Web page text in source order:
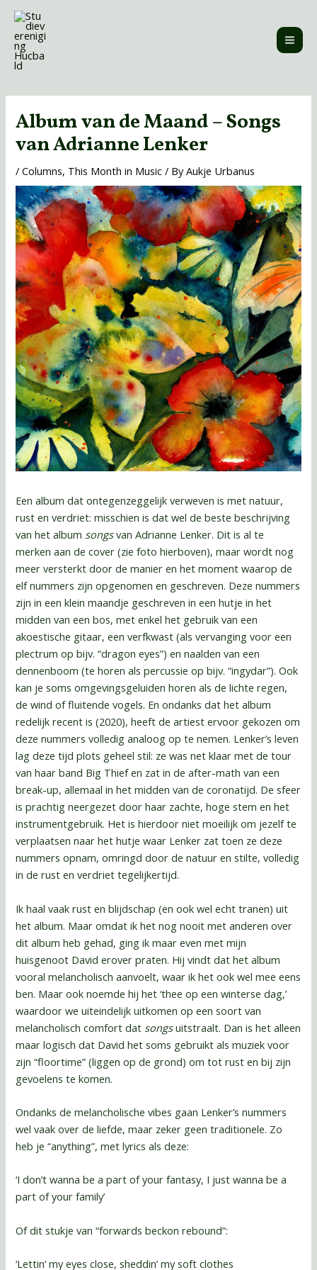
Skip
content
Album van de Maand – Songs
van Adrianne Lenker
/Columns, This Month in Music / ByAukje Urbanus
Een album dat ontegenzeggelijk verweven is met natuur,
rust en verdriet: misschien is dat wel de beste beschrijving
van het album songsvan Adrianne Lenker. Dit is al te
merken aan de cover (zie foto hierboven), maar wordt nog
meer versterkt door de manier en het moment waarop de
elf nummers zijn opgenomen en geschreven. Deze nummers
zijn in een klein maandje geschreven in een hutje in het
midden van een bos, met enkel het gebruik van een
akoestische gitaar, een verfkwast (als vervanging voor een
plectrum op bijv. “dragon eyes”) en naalden van een
dennenboom (te horen als percussie op bijv. “ingydar”). Ook
kan je soms omgevingsgeluiden horen als de lichte regen,
de wind of fluitende vogels. En ondanks dat het album
redelijk recent is (2020), heeft de artiest ervoor gekozen om
deze nummers volledig analoog op te nemen. Lenker’s leven
lag deze tijd plots geheel stil: ze was net klaar met de tour
van haar band Big Thief en zat in de after-math van een
break-up, allemaal in het midden van de coronatijd. De sfeer
is prachtig neergezet door haar zachte, hoge stem en het
instrumentgebruik. Het is hierdoor niet moeilijk om jezelf te
verplaatsen naar het hutje waar Lenker zat toen ze deze
nummers opnam, omringd door de natuur en stilte, volledig
in de rust en verdriet tegelijkertijd.
Ik haal vaak rust en blijdschap (en ook wel echt tranen) uit
het album. Maar omdat ik het nog nooit met anderen over
dit album heb gehad, ging ik maar even met mijn
huisgenoot David erover praten. Hij vindt dat het album
vooral melancholisch aanvoelt, waar ik het ook wel mee eens
ben. Maar ook noemde hij het ‘thee op een winterse dag,’
waardoor we uiteindelijk uitkomen op een soort van
melancholisch comfort dat songsuitstraalt. Dan is het alleen
maar logisch dat David het soms gebruikt als muziek voor
zijn “floortime” (liggen op de grond) om tot rust en bij zijn
gevoelens te komen.
Ondanks de melancholische vibes gaan Lenker’s nummers
wel vaak over de liefde, maar zeker geen traditionele. Zo
heb je “anything”, met lyrics als deze:
‘I don’t wanna be a part of your fantasy, I just wanna be a
part of your family’
Of dit stukje van “forwards beckon rebound”:
‘Lettin’ my eyes close, sheddin’ my soft clothes